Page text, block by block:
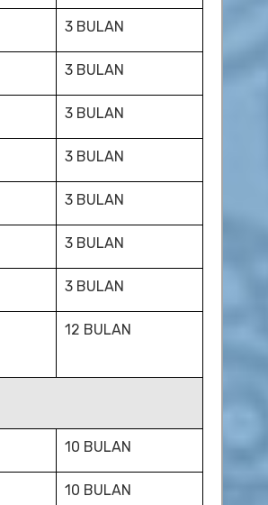
3 BULAN
3 BULAN
3 BULAN
3 BULAN
3 BULAN
3 BULAN
3 BULAN
12 BULAN
10 BULAN
10 BULAN